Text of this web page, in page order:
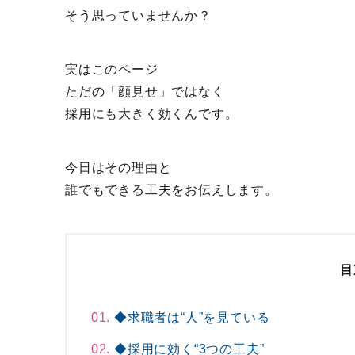
そう思っていませんか？
実はこのページ
ただの「顔見せ」ではなく
採用にも大きく効くんです。
今日はその理由と
誰でもできる工夫をお伝えします。
◆求職者は“人”を見ている
◆採用に効く“3つの工夫”